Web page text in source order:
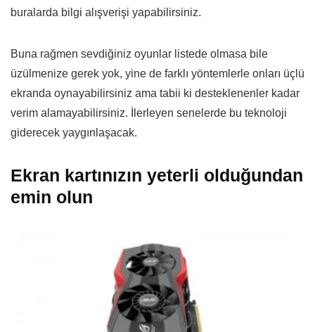
buralarda bilgi alışverişi yapabilirsiniz.
Buna rağmen sevdiğiniz oyunlar listede olmasa bile
üzülmenize gerek yok, yine de farklı yöntemlerle onları üçlü
ekranda oynayabilirsiniz ama tabii ki desteklenenler kadar
verim alamayabilirsiniz. İlerleyen senelerde bu teknoloji
giderecek yaygınlaşacak.
Ekran kartınızın yeterli olduğundan
emin olun